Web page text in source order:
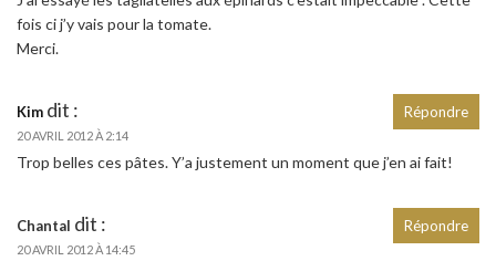
fois ci j’y vais pour la tomate.
Merci.
Kim dit :
20 AVRIL 2012 À 2:14
Trop belles ces pâtes. Y’a justement un moment que j’en ai fait!
Répondre
Chantal dit :
20 AVRIL 2012 À 14:45
Répondre